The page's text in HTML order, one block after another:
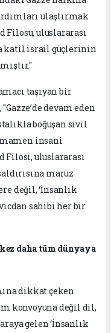
ulaştırmak
Filosu, uluslararası
katil israil güçlerinin
taşıyan bir
devam eden
boğuşan sivil
insani
Filosı, uluslararası
maruz
değil, ‘İnsanlık
sahibi her bir
daha tüm dünyaya
dikkat çeken
konvoyuna değil dil,
gelen ‘İnsanlık